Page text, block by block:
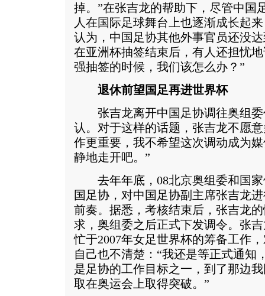
掉。”在张吉龙的帮助下，尽管中国
人在国际足球舞台上也逐渐成长起
认为，中国足协其他外事官员还没
在亚洲杯抽签结束后，有人还担忧
强抽签的时候，我们该怎么办？”
退休前望国足再进世界杯
张吉龙离开中国足协调往奥组委
认。对于这样的话题，张吉龙不愿
作更重要，我不希望这次调动成为
静地走开吧。”
去年年底，08北京奥组委和国家
国足协，对中国足协副主席张吉龙
前奏。据悉，考核结束后，张吉龙
求，奥组委之后正式下发调令。张
忙于2007年女足世界杯的筹备工作
自己也不清楚：“我还是等正式通知
是足协的工作目标之一，到了那边
取在奥运会上取得突破。”